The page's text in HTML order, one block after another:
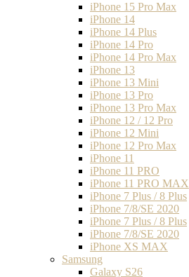
iPhone 15 Pro Max
iPhone 14
iPhone 14 Plus
iPhone 14 Pro
iPhone 14 Pro Max
iPhone 13
iPhone 13 Mini
iPhone 13 Pro
iPhone 13 Pro Max
iPhone 12 / 12 Pro
iPhone 12 Mini
iPhone 12 Pro Max
iPhone 11
iPhone 11 PRO
iPhone 11 PRO MAX
iPhone 7 Plus / 8 Plus
iPhone 7/8/SE 2020
iPhone 7 Plus / 8 Plus
iPhone 7/8/SE 2020
iPhone XS MAX
Samsung
Galaxy S26